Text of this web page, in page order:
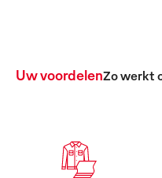
Uw voordelenZo werkt